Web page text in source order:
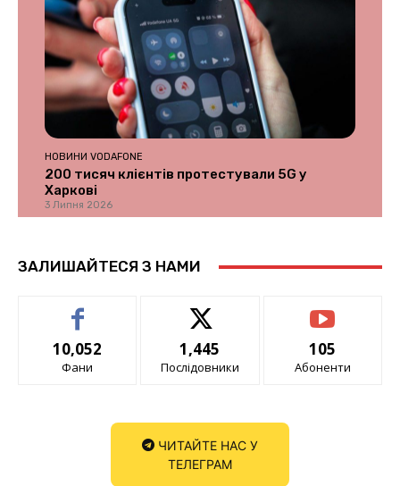
НОВИНИ VODAFONE
200 тисяч клієнтів протестували 5G у
Харкові
3 Липня 2026
ЗАЛИШАЙТЕСЯ З НАМИ
10,052
Фани
1,445
Послідовники
105
Абоненти
ЧИТАЙТЕ НАС У
ТЕЛЕГРАМ